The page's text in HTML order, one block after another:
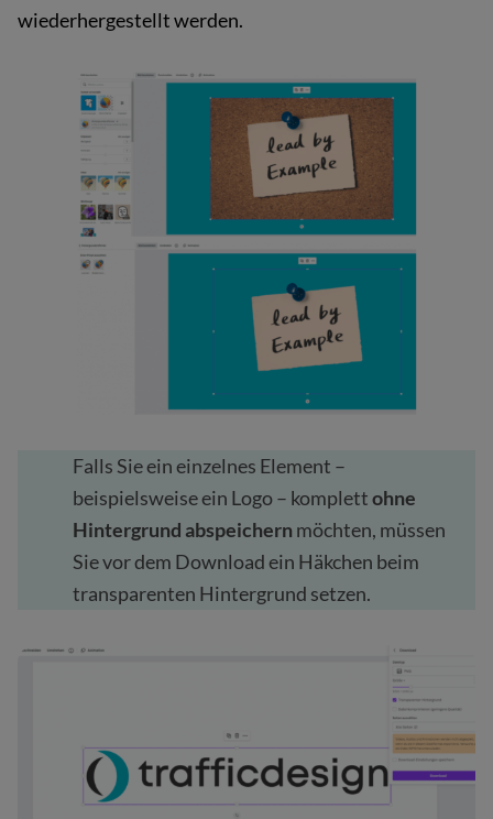
wiederhergestellt werden.
Falls Sie ein einzelnes Element –
beispielsweise ein Logo – komplettohne
Hintergrund abspeichern möchten, müssen
Sie vor dem Download ein Häkchen beim
transparenten Hintergrund setzen.